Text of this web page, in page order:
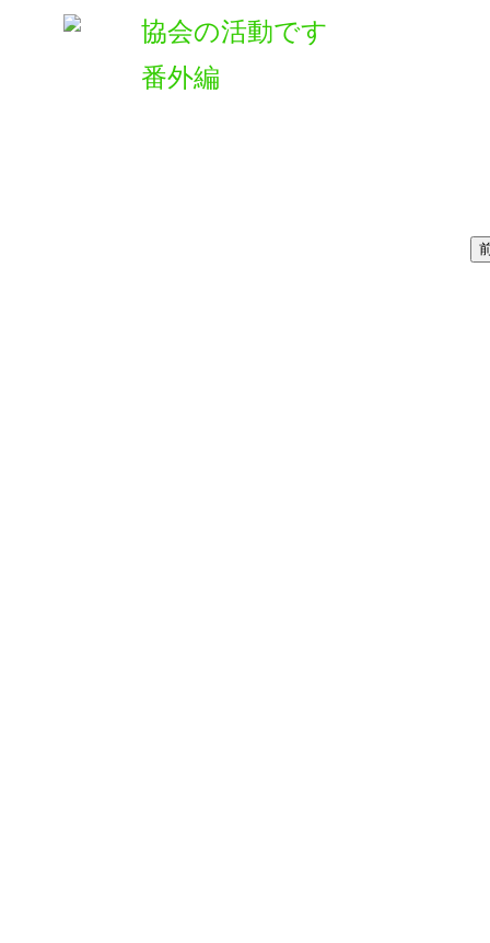
協会の活動です
番外編